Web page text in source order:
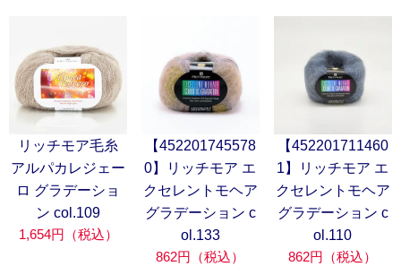
リッチモア毛糸
アルパカレジェー
ロ グラデーショ
ン col.109
1,654円（税込）
【452201745578
0】リッチモア エ
クセレントモヘア
グラデーション c
ol.133
862円（税込）
【452201711460
1】リッチモア エ
クセレントモヘア
グラデーション c
ol.110
862円（税込）